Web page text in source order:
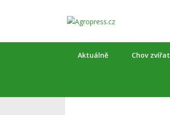
Aktuálně Chov zvířat